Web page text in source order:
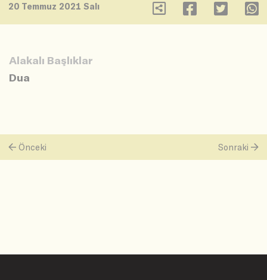
20 Temmuz 2021 Salı
Alakalı Başlıklar
Dua
Önceki Sonraki